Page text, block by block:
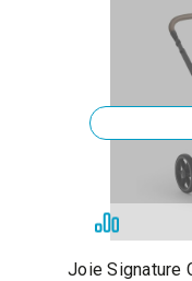
Joie Signature